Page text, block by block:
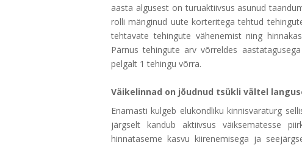
aasta algusest on turuaktiivsus asunud
rolli mänginud uute korteritega tehtud
tehtavate tehingute vähenemist ning
Pärnus tehingute arv võrreldes
pelgalt 1 tehingu võrra.
Väikelinnad on jõudnud tsükli vältel
Enamasti kulgeb elukondliku kinnisvaraturg
järgselt kandub aktiivsus väiksematesse
hinnataseme kasvu kiirenemisega ja